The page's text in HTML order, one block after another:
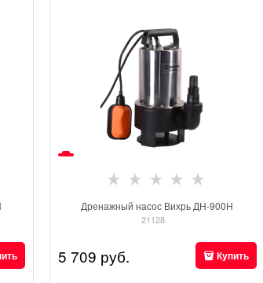
Дренажный насос Вихрь ДН-900H
21128
5 709 руб. Купить